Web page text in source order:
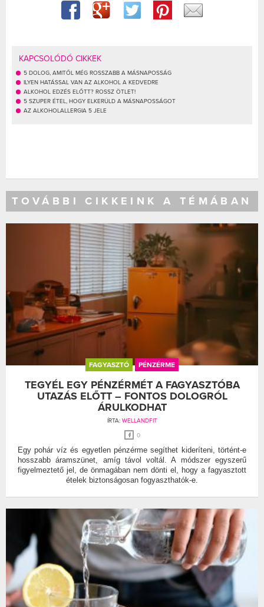
KAPCSOLÓDÓ CIKKEK
5 DOLOG, AMITŐL MÉG ROSSZABB A MÁSNAPOSSÁG
ILYEN HATÁSSAL VAN AZ ALKOHOL A KEDVEDRE
ALKOHOL EDZÉS ELŐTT? ROSSZ ÖTLET!
5 SZUPER ÉTEL, HOGY ELKERÜLD A MÁSNAPOSSÁGOT
AZ ALKOHOLALLERGIA 5 JELE
TOVÁBBI CIKKEINK A TÉMÁBAN
FAGYASZTÓ PÉNZÉRME
TEGYÉL EGY PÉNZÉRMÉT A FAGYASZTÓBA
UTAZÁS ELŐTT – FONTOS DOLOGRÓL
ÁRULKODHAT
ÍRTA: WELLANDFIT
0
Egy pohár víz és egyetlen pénzérme segíthet kideríteni, történt-e
hosszabb áramszünet, amíg távol voltál. A módszer egyszerű
figyelmeztető jel, de önmagában nem dönti el, hogy a fagyasztott
ételek biztonságosan fogyaszthatók-e.